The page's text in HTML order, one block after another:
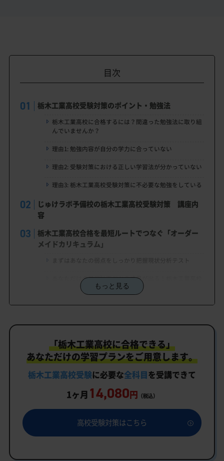
目次
栃木工業高校受験対策のポイント・勉強法
栃木工業高校に合格するには？間違った勉強法に取り組
んでいませんか？
理由1: 勉強内容が自分の学力に合っていない
理由2: 受験対策における正しい学習法が分かっていない
理由3: 栃木工業高校受験対策に不必要な勉強をしている
じゅけラボ予備校の栃木工業高校受験対策 講座内
容
栃木工業高校合格を最短ルートでつなぐ「オーダー
メイドカリキュラム」
まずはあなたの弱点をしっかり把握現状分析テスト
あなただけの学習計画だから成果が出る！栃木工業高校
合格に向けた受験対策カリキュラム
学習効果をしっかり確認定着度テスト
一人でも安心、学習相談
生徒にピッタリ合った「栃木工業高校対策のオーダ
ーメイドカリキュラム」だから成果が出る！
カリキュラムや料金についてお気軽にご相談くださ
栃木工業高校受験専門のオンライン家庭教師「いつ
でもクイック指導」もご用意
栃木工業高校の特徴
もっと見る
「栃木工業高校に合格できる」
あなただけの学習プランをご用意します。
栃木工業高校受験に必要な全科目を受講できて
1ヶ月 14,080円 （税込）
高校受験対策はこちら